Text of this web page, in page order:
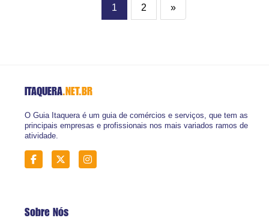
1 2 »
ITAQUERA.NET.BR
O Guia Itaquera é um guia de comércios e serviços, que tem as
principais empresas e profissionais nos mais variados ramos de
atividade.
Sobre Nós